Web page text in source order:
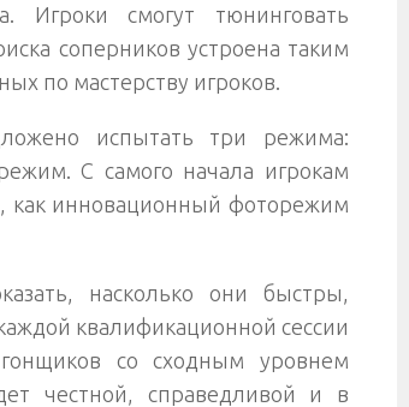
Игроки смогут тюнинговать
соперников устроена таким
по мастерству игроков.
испытать три режима:
С самого начала игрокам
как инновационный фоторежим
насколько они быстры,
квалификационной сессии
со сходным уровнем
честной, справедливой и в